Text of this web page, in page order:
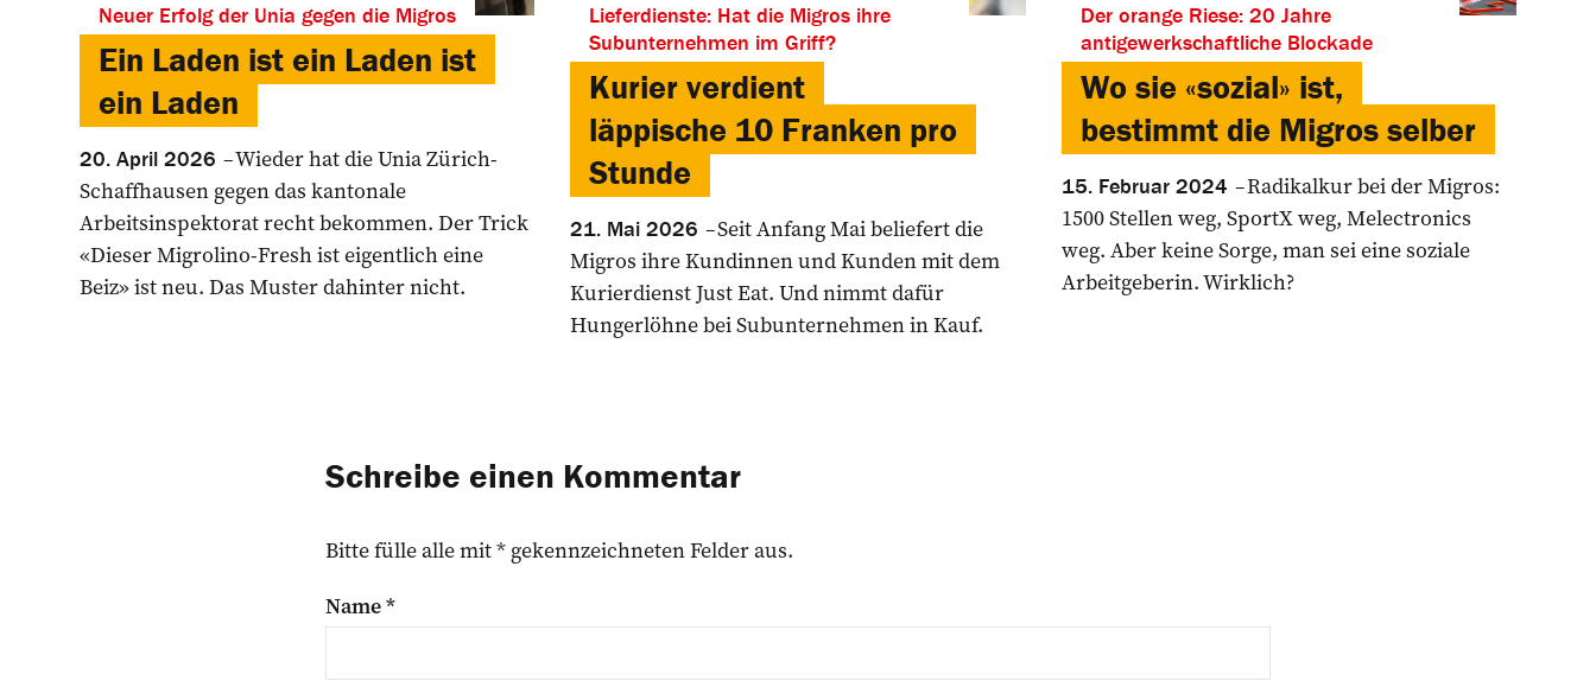
Neuer Erfolg der Unia gegen die Migros
Ein Laden ist ein Laden ist
ein Laden
20. April 2026
Wieder hat die Unia Zürich-
Schaffhausen gegen das kantonale
Arbeitsinspektorat recht bekommen. Der Trick
«Dieser Migrolino-Fresh ist eigentlich eine
Beiz» ist neu. Das Muster dahinter nicht.
Lieferdienste: Hat die Migros ihre
Subunternehmen im Griff?
Kurier verdient
läppische 10 Franken pro
Stunde
21. Mai 2026
Seit Anfang Mai beliefert die
Migros ihre Kundinnen und Kunden mit dem
Kurierdienst Just Eat. Und nimmt dafür
Hungerlöhne bei Subunternehmen in Kauf.
Der orange Riese: 20 Jahre
antigewerkschaftliche Blockade
Wo sie «sozial» ist,
bestimmt die Migros selber
15. Februar 2024
Radikalkur bei der Migros:
1500 Stellen weg, SportX weg, Melectronics
weg. Aber keine Sorge, man sei eine soziale
Arbeitgeberin. Wirklich?
Schreibe einen Kommentar
Bitte fülle alle mit * gekennzeichneten Felder aus.
Name*